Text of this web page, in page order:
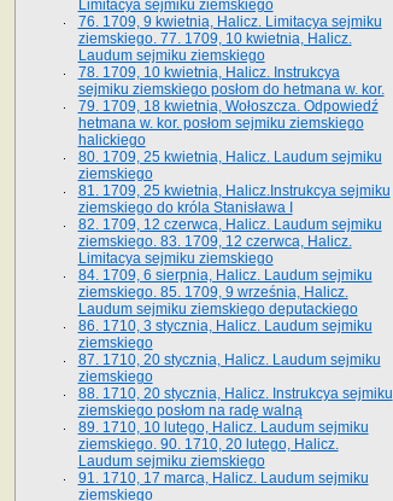
Limitacya sejmiku ziemskiego
76. 1709, 9 kwietnia, Halicz. Limitacya sejmiku
ziemskiego. 77. 1709, 10 kwietnia, Halicz.
Laudum sejmiku ziemskiego
78. 1709, 10 kwietnia, Halicz. Instrukcya
sejmiku ziemskiego posłom do hetmana w. kor.
79. 1709, 18 kwietnia, Wołoszcza. Odpowiedź
hetmana w. kor. posłom sejmiku ziemskiego
halickiego
80. 1709, 25 kwietnia, Halicz. Laudum sejmiku
ziemskiego
81. 1709, 25 kwietnia, Halicz.Instrukcya sejmiku
ziemskiego do króla Stanisława I
82. 1709, 12 czerwca, Halicz. Laudum sejmiku
ziemskiego. 83. 1709, 12 czerwca, Halicz.
Limitacya sejmiku ziemskiego
84. 1709, 6 sierpnia, Halicz. Laudum sejmiku
ziemskiego. 85. 1709, 9 września, Halicz.
Laudum sejmiku ziemskiego deputackiego
86. 1710, 3 stycznia, Halicz. Laudum sejmiku
ziemskiego
87. 1710, 20 stycznia, Halicz. Laudum sejmiku
ziemskiego
88. 1710, 20 stycznia, Halicz. Instrukcya sejmiku
ziemskiego posłom na radę walną
89. 1710, 10 lutego, Halicz. Laudum sejmiku
ziemskiego. 90. 1710, 20 lutego, Halicz.
Laudum sejmiku ziemskiego
91. 1710, 17 marca, Halicz. Laudum sejmiku
ziemskiego